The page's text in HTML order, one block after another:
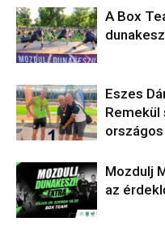
A Box
Eszes
Remekül
Mozdulj
az